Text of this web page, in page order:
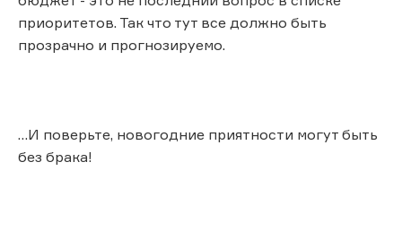
приоритетов. Так что тут все должно быть
прозрачно и прогнозируемо.
…И поверьте, новогодние приятности могут быть
без брака!